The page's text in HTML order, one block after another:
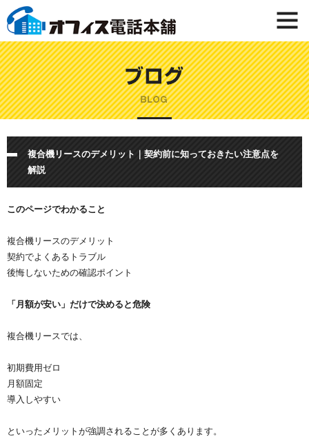
複合機リースのデメリット｜契約前に知っておきたい注意点を
解説
このページでわかること
複合機リースのデメリット
契約でよくあるトラブル
後悔しないための確認ポイント
「月額が安い」だけで決めると危険
複合機リースでは、
初期費用ゼロ
月額固定
導入しやすい
といったメリットが強調されることが多くあります。